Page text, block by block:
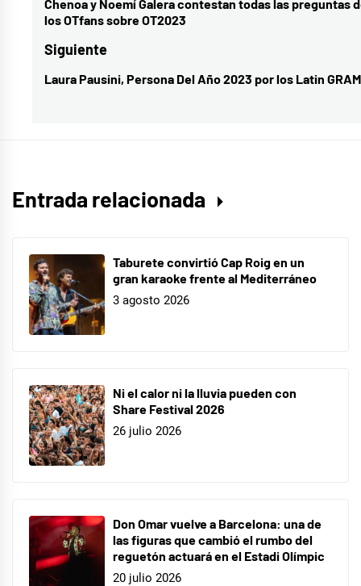
Triunfo
2023
de
Entrada
anterior:
Chenoa y Noemí Galera contestan todas las preguntas
los OTfans sobre OT2023
Siguiente
Entrada
Laura Pausini, Persona Del Año 2023 por los Latin
Entrada relacionada
Taburete convirtió Cap Roig en un
gran karaoke frente al Mediterráneo
3 agosto 2026
Ni el calor ni la lluvia pueden con
Share Festival 2026
26 julio 2026
Don Omar vuelve a Barcelona: una de
las figuras que cambió el rumbo del
reguetón actuará en el Estadi Olímpic
20 julio 2026